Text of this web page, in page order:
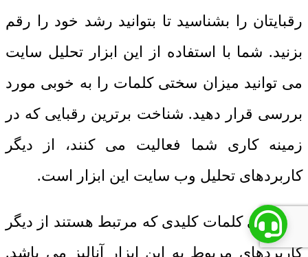
رقبایتان را بشناسید تا بتوانید رشد خود را رقم
بزنید. شما با استفاده از این ابزار تحلیل سایت
می توانید میزان سختی کلمات را به خوبی مورد
بررسی قرار دهید. شناخت برترین رقبایی که در
زمینه کاری شما فعالیت می کنند، از دیگر
کاربردهای تحلیل وب سایت این ابزار است.
شناسایی کلمات کلیدی که مرتبط هستند از دیگر
کاربردهای مربوط به این ابزار آنالیز می باشد.